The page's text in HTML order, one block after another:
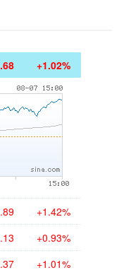
+1.02%
+1.42%
+0.93%
+1.01%